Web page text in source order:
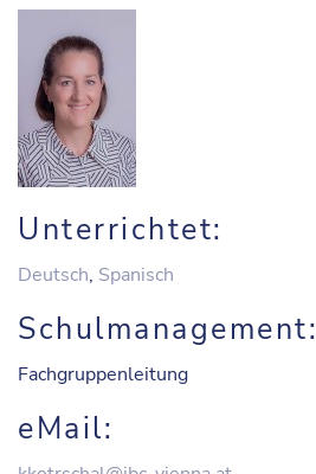
Unterrichtet:
Deutsch, Spanisch
Schulmanagement:
Fachgruppenleitung
eMail: